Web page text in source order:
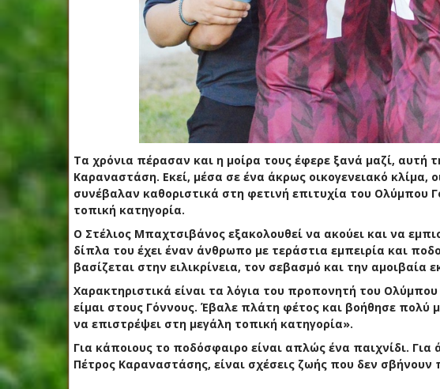
Τα χρόνια πέρασαν και η μοίρα τους έφερε ξανά μαζί, αυτή
Καραναστάση. Εκεί, μέσα σε ένα άκρως οικογενειακό κλίμα,
συνέβαλαν καθοριστικά στη φετινή επιτυχία του Ολύμπου
τοπική κατηγορία.
Ο Στέλιος Μπαχτσιβάνος εξακολουθεί να ακούει και να
δίπλα του έχει έναν άνθρωπο με τεράστια εμπειρία και
βασίζεται στην ειλικρίνεια, τον σεβασμό και την αμοιβαία
Χαρακτηριστικά είναι τα λόγια του προπονητή του
είμαι στους Γόννους. Έβαλε πλάτη φέτος και βοήθησε πολύ
να επιστρέψει στη μεγάλη τοπική κατηγορία».
Για κάποιους το ποδόσφαιρο είναι απλώς ένα παιχνίδι.
Πέτρος Καραναστάσης, είναι σχέσεις ζωής που δεν σβήνουν